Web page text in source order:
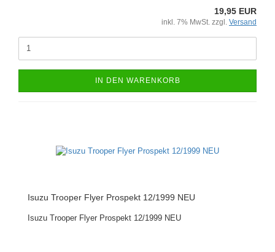
19,95 EUR
inkl. 7% MwSt. zzgl. Versand
IN DEN WARENKORB
Isuzu Trooper Flyer Prospekt 12/1999 NEU
Isuzu Trooper Flyer Prospekt 12/1999 NEU